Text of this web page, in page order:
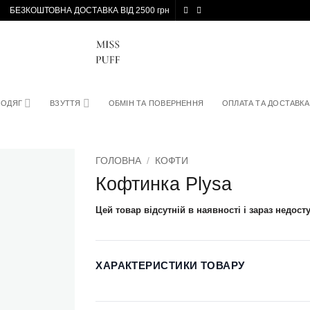
БЕЗКОШТОВНА ДОСТАВКА ВІД 2500 грн
ОДЯГ ВЗУТТЯ ОБМІН ТА ПОВЕРНЕННЯ ОПЛАТА ТА ДОСТАВКА
ГОЛОВНА / КОФТИ
Кофтинка Plysa
Цей товар відсутній в наявності і зараз
ХАРАКТЕРИСТИКИ ТОВАРУ